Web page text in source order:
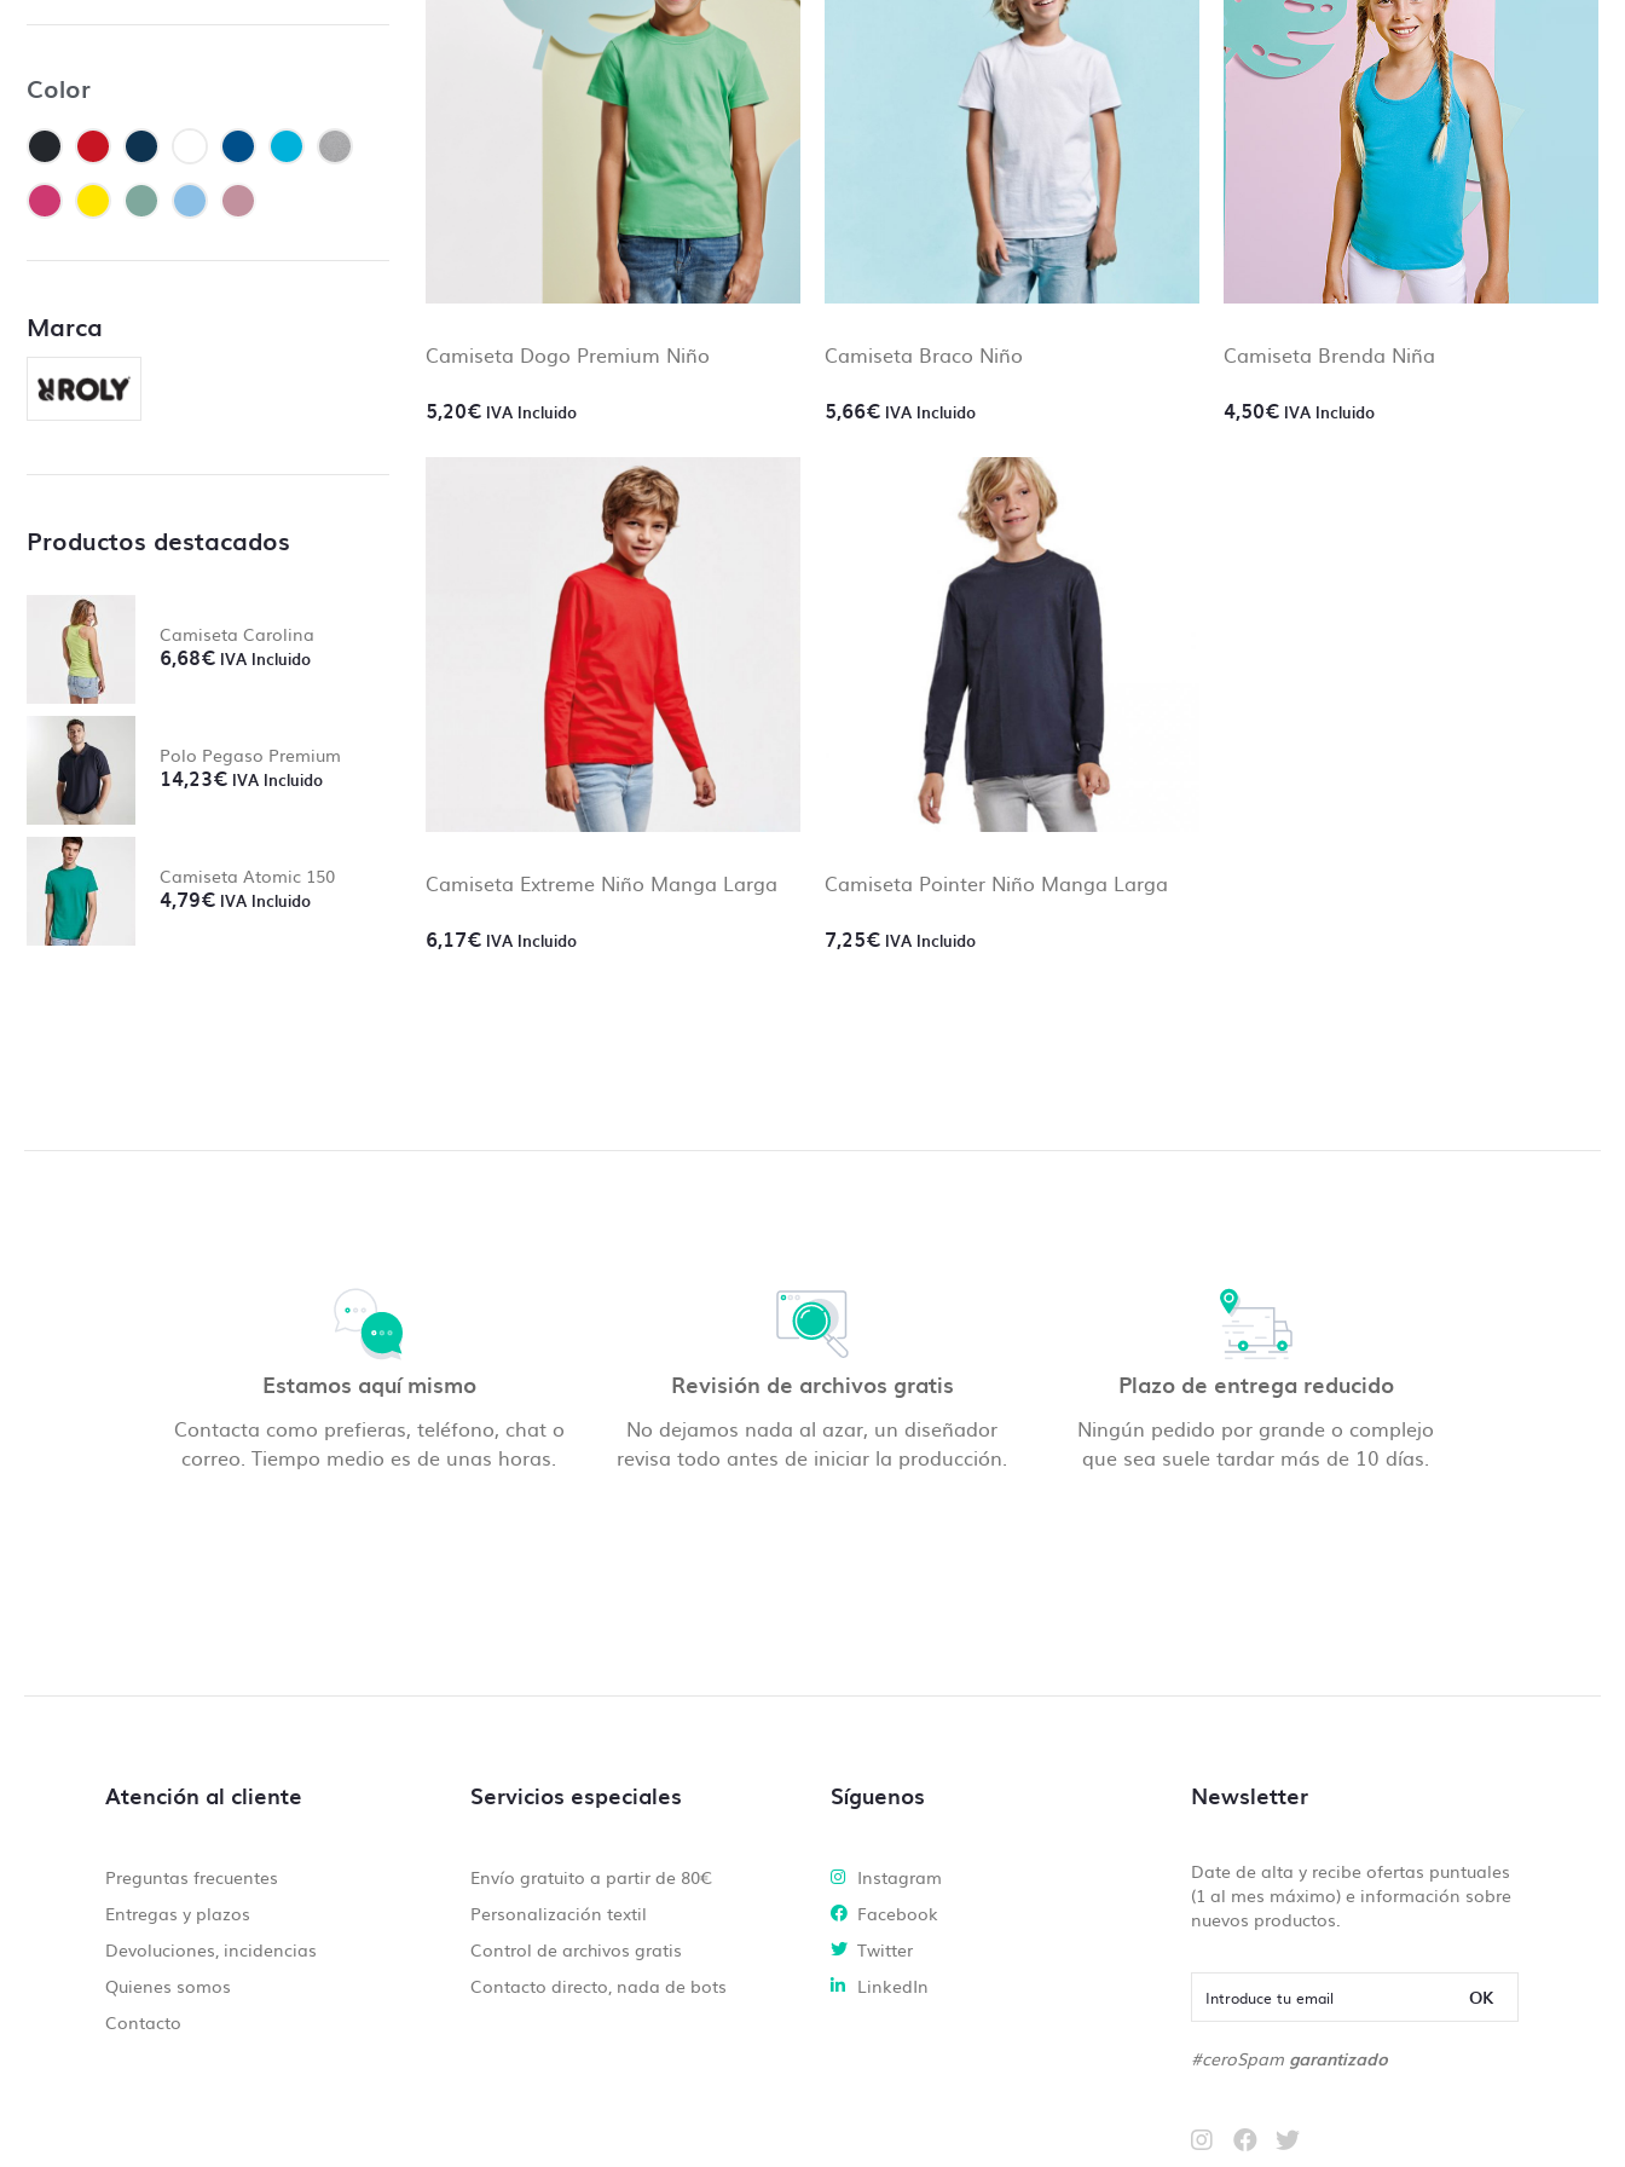
Color
Marca
Productos destacados
Camiseta Carolina
6,68€ IVA Incluido
Polo Pegaso Premium
14,23€ IVA Incluido
Camiseta Atomic 150
4,79€ IVA Incluido
Camiseta Dogo Premium Niño
5,20€ IVA Incluido
Camiseta Braco Niño
5,66€ IVA Incluido
Camiseta Brenda Niña
4,50€ IVA Incluido
Camiseta Extreme Niño Manga Larga
6,17€ IVA Incluido
Camiseta Pointer Niño Manga Larga
7,25€ IVA Incluido
Estamos aquí mismo
Contacta como prefieras, teléfono, chat o
correo. Tiempo medio es de unas horas.
Revisión de archivos gratis
No dejamos nada al azar, un diseñador
revisa todo antes de iniciar la producción.
Plazo de entrega reducido
Ningún pedido por grande o complejo
que sea suele tardar más de 10 días.
Atención al cliente
Preguntas frecuentes
Entregas y plazos
Devoluciones, incidencias
Quienes somos
Contacto
Servicios especiales
Envío gratuito a partir de 80€
Personalización textil
Control de archivos gratis
Contacto directo, nada de bots
Síguenos
Instagram
Facebook
Twitter
LinkedIn
Newsletter
Date de alta y recibe ofertas puntuales
(1 al mes máximo) e información sobre
nuevos productos.
OK
#ceroSpam garantizado
en el caso de ser vectoriales.
– Control de tipografías, todos los textos se deben enviar trazados, de lo
contrario se pedirá al cliente que subsane el problema.
– Modificaciones del tipo,“cambiar donde pone Luis y poner Pepe”
Si necesitas ayuda para preparar tus archivos ponte en contacto con
y te lo presupuestamos sin compromiso.
Contacto directo, nada de
centralitas ni bots
En Camisetas Sin Límite siempre te atenderá un humano. En ningún
momento hablarás con una centralita o un bot.
Creemos que una comunicación directa es crucial para el desarrollo
de nuestro día a día y que la producción sea lo más fluida y precisa
posible.